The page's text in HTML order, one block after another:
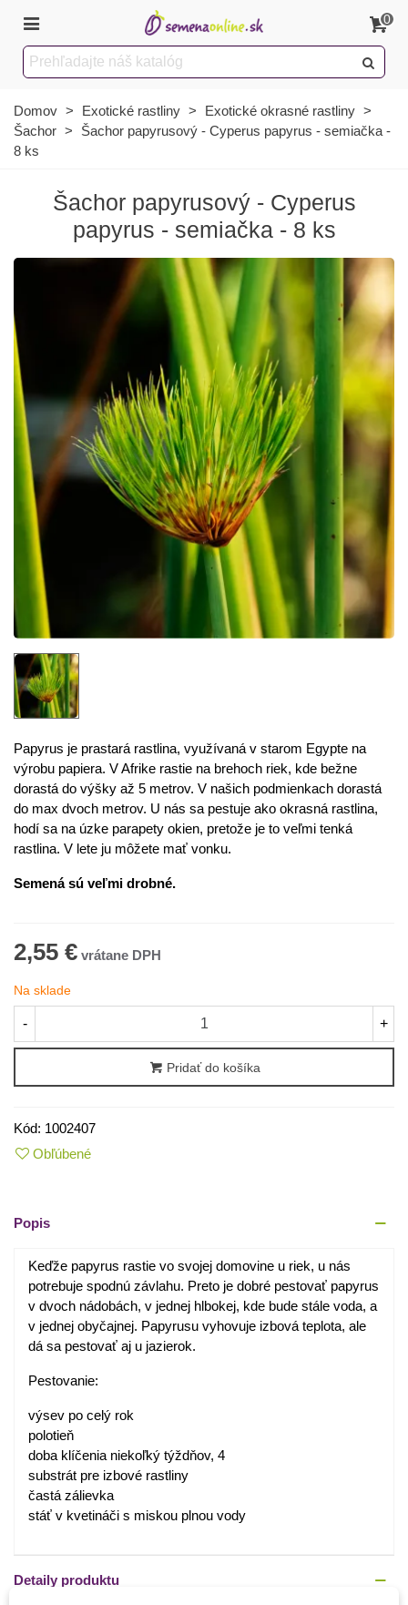
0
Domov > Exotické rastliny > Exotické okrasné rastliny >
Šachor >
Šachor papyrusový - Cyperus papyrus - semiačka -
8 ks
Šachor papyrusový - Cyperus
papyrus - semiačka - 8 ks
Papyrus je prastará rastlina, využívaná v starom Egypte na
výrobu papiera. VAfrike rastie na brehoch riek, kde bežne
dorastá do výšky až 5 metrov. V našich podmienkach dorastá
do max dvoch metrov. U nás sa pestuje ako okrasná rastlina,
hodí sa na úzke parapety okien, pretože je to veľmi tenká
rastlina. V lete ju môžete mať vonku.
Semená sú veľmi drobné.
2,55 €
Na sklade
- +
Pridať do košíka
Kód: 1002407
Obľúbené
Popis
Keďže papyrus rastie vo svojej domovine u riek, u nás
potrebuje spodnú závlahu. Preto je dobré pestovať papyrus
v dvoch nádobách, v jednej hlbokej, kde bude stále voda, a
v jednej obyčajnej. Papyrusu vyhovuje izbová teplota, ale
dá sa pestovať aj u jazierok.
Pestovanie:
výsev po celý rok
polotieň
doba klíčenia niekoľký týždňov, 4
substrát pre izbové rastliny
častá zálievka
stáť v kvetináči s miskou plnou vody
Detaily produktu